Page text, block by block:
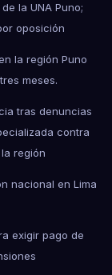
la UNA Puno;
oposición
la región Puno
meses.
tras denuncias
contra
región
nacional en Lima
exigir pago de